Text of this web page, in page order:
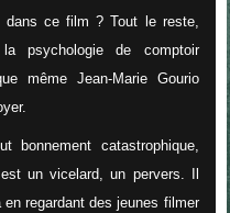
dans ce film ? Tout le reste,
psychologie de comptoir
même Jean-Marie Gourio
bonnement catastrophique,
un vicelard, un pervers. Il
regardant des jeunes filmer